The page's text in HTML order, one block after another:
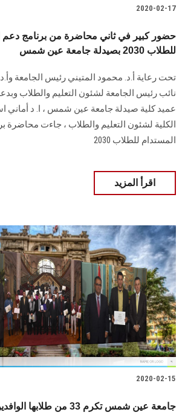
2020-02-17
حضور كبير في ثاني محاضرة من برنامج دعم
للطلاب 2030 بصيدلة جامعة عين شمس
تحت رعاية أ.د. محمود المتيني رئيس الجامعة
نائب رئيس الجامعة لشئون التعليم والطلاب
عميد كلية صيدلة جامعة عين شمس ، ا. د أماني
الكلية لشئون التعليم والطلاب ، جاءت محاضرة
المستدام للطلاب 2030
اقرأ المزيد
2020-02-15
جامعة عين شمس تكرم 33 من